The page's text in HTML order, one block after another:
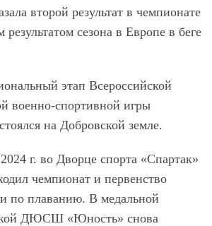
второй результат в чемпионате
сезона в Европе в беге
этап Всероссийской
военно-спортивной игры
на Добровской земле.
г. во Дворце спорта «Спартак»
чемпионат и первенство
по плаванию. В медальной
ДЮСШ «Юность» снова